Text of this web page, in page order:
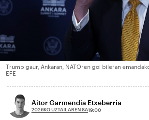
Trump gaur, Ankaran, NATOren goi bileran
EFE
Aitor Garmendia Etxeberria
2026KO UZTAILAREN 8A19:00